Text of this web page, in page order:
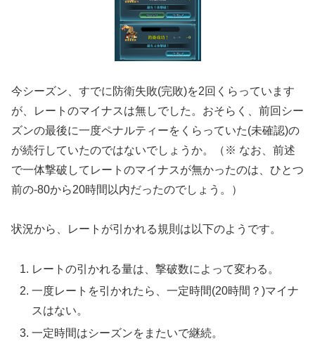
今シーズン、すでに防衛失敗(完敗)を2回くらっています
が、レートのマイナスは無しでした。おそらく、前回シー
ズンの最後に一度ペナルティーをくらっていた(未確認)の
が続行していたのではないでしょうか。（※ なお、前述
で一体撃破してレートのマイナスが無かったのは、ひとつ
前の-80から20時間以内だったのでしょう。）
状況から、レートが引かれる規則は以下のようです。
レートの引かれる量は、撃破数によって変わる。
一度レートを引かれたら、一定時間(20時間？)マイナ
スはない。
一定時間はシーズンをまたいで継続。